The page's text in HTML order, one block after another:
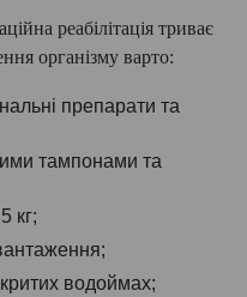
реабілітація триває
організму варто:
препарати та
тампонами та
кг;
водоймах;